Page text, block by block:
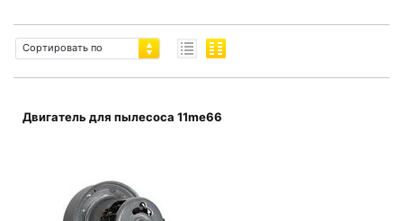
Сортировать по
Двигатель для пылесоса 11me66